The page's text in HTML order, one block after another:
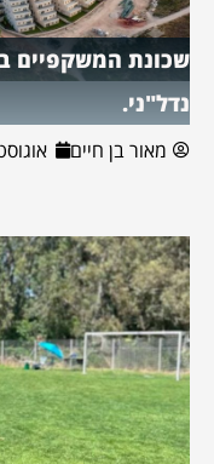
שכונת המשקפיים
נדל"ני.
מאור בן חיים אוגוסט 5,